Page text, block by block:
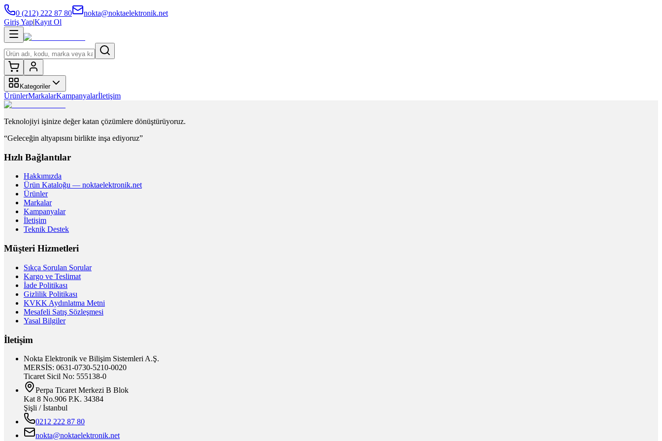
0 (212) 222 87 80
nokta@noktaelektronik.net
Giriş Yap|Kayıt Ol
Kategoriler
ÜrünlerMarkalarKampanyalarİletişim
Teknolojiyi işinize değer katan çözümlere dönüştürüyoruz.
“Geleceğin altyapısını birlikte inşa ediyoruz”
Hızlı Bağlantılar
Hakkımızda
Ürün Kataloğu — noktaelektronik.net
Ürünler
Markalar
Kampanyalar
İletişim
Teknik Destek
Müşteri Hizmetleri
Sıkça Sorulan Sorular
Kargo ve Teslimat
İade Politikası
Gizlilik Politikası
KVKK Aydınlatma Metni
Mesafeli Satış Sözleşmesi
Yasal Bilgiler
İletişim
Nokta Elektronik ve Bilişim Sistemleri A.Ş.
MERSİS: 0631-0730-5210-0020
Ticaret Sicil No: 555138-0
Perpa Ticaret Merkezi B Blok
Kat 8 No.906 P.K. 34384
Şişli / İstanbul
0212 222 87 80
nokta@noktaelektronik.net